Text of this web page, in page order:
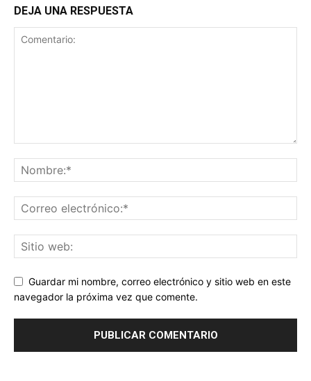
DEJA UNA RESPUESTA
Guardar mi nombre, correo electrónico y sitio web en este
navegador la próxima vez que comente.